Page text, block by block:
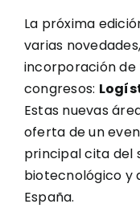
La próxima
varias
incorporación de
congresos:
Estas nuevas
oferta de un
principal cita del
biotecnológico y
España.